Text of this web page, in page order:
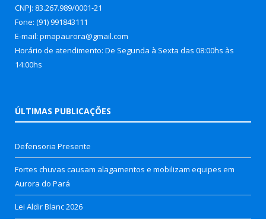
CNPJ: 83.267.989/0001-21
Fone: (91) 991843111
E-mail: pmapaurora@gmail.com
Horário de atendimento: De Segunda à Sexta das 08:00hs às
14:00hs
ÚLTIMAS PUBLICAÇÕES
Defensoria Presente
Fortes chuvas causam alagamentos e mobilizam equipes em
Aurora do Pará
Lei Aldir Blanc 2026